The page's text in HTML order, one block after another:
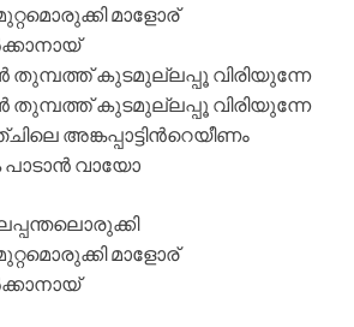
മാളോര്
തുമ്പത്ത് കുടമുല്ലപ്പൂ വിരിയുന്നേ
തുമ്പത്ത് കുടമുല്ലപ്പൂ വിരിയുന്നേ
അങ്കപ്പാട്ടിന്‍റെയീണം
പാടാന്‍ വായോ
മാളോര്